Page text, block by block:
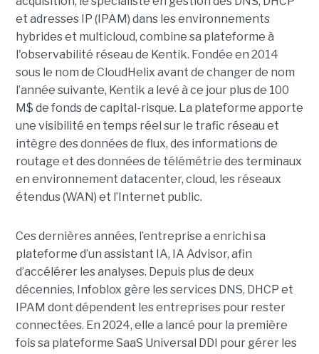
et adresses IP (IPAM) dans les environnements
hybrides et multicloud, combine sa plateforme à
l'observabilité réseau de Kentik. Fondée en 2014
sous le nom de CloudHelix avant de changer de nom
l’année suivante, Kentik a levé à ce jour plus de 100
M$ de fonds de capital-risque. La plateforme apporte
une visibilité en temps réel sur le trafic réseau et
intègre des données de flux, des informations de
routage et des données de télémétrie des terminaux
en environnement datacenter, cloud, les réseaux
étendus (WAN) et l’Internet public.
Ces dernières années, l’entreprise a enrichi sa
plateforme d’un assistant IA, IA Advisor, afin
d’accélérer les analyses. Depuis plus de deux
décennies, Infoblox gère les services DNS, DHCP et
IPAM dont dépendent les entreprises pour rester
connectées. En 2024, elle a lancé pour la première
fois sa plateforme SaaS Universal DDI pour gérer les